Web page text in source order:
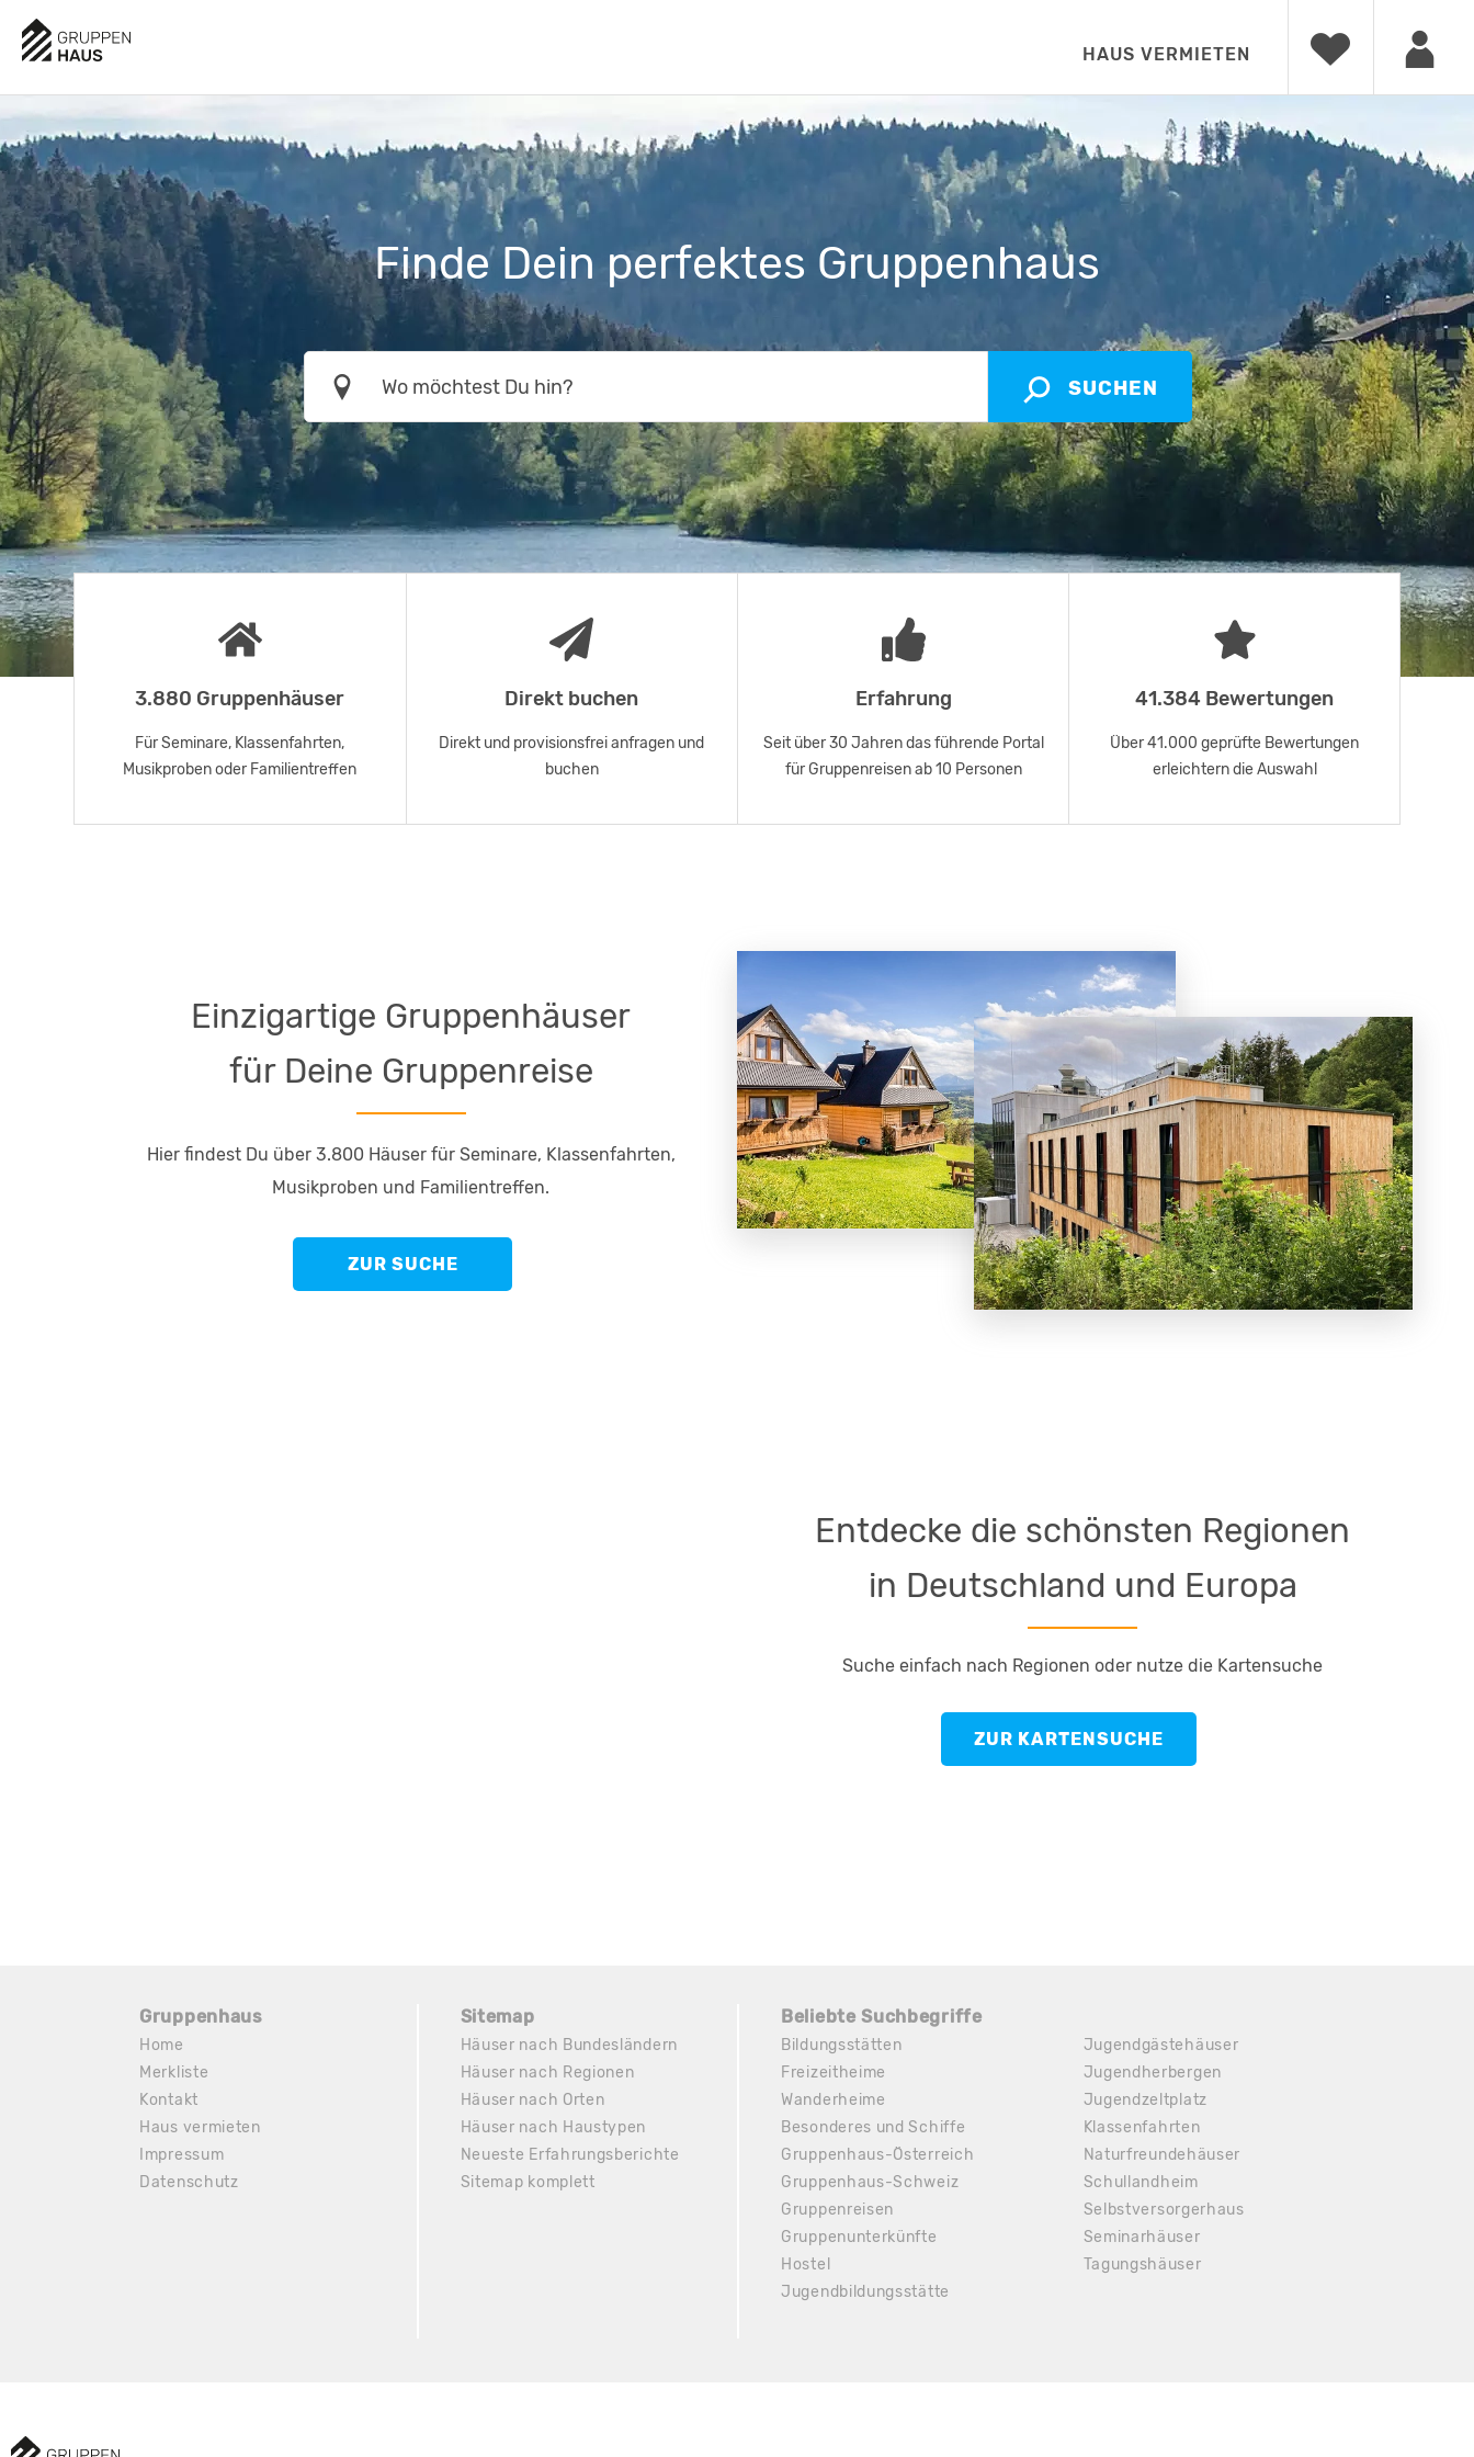
HAUS VERMIETEN
Finde Dein perfektes Gruppenhaus
SUCHEN
3.880 Gruppenhäuser
Für Seminare, Klassenfahrten,
Musikproben oder Familientreffen
Direkt buchen
Direkt und provisionsfrei anfragen und
buchen
Erfahrung
Seit über 30 Jahren das führende Portal
für Gruppenreisen ab 10 Personen
41.384 Bewertungen
Über 41.000 geprüfte Bewertungen
erleichtern die Auswahl
Einzigartige Gruppenhäuser
für Deine Gruppenreise
Hier findest Du über 3.800 Häuser für Seminare, Klassenfahrten,
Musikproben und Familientreffen.
ZUR SUCHE
Entdecke die schönsten Regionen
in Deutschland und Europa
Suche einfach nach Regionen oder nutze die Kartensuche
ZUR KARTENSUCHE
Gruppenhaus
Home
Merkliste
Kontakt
Haus vermieten
Impressum
Datenschutz
Sitemap
Häuser nach Bundesländern
Häuser nach Regionen
Häuser nach Orten
Häuser nach Haustypen
Neueste Erfahrungsberichte
Sitemap komplett
Beliebte Suchbegriffe
Bildungsstätten
Freizeitheime
Wanderheime
Besonderes und Schiffe
Gruppenhaus-Österreich
Gruppenhaus-Schweiz
Gruppenreisen
Gruppenunterkünfte
Hostel
Jugendbildungsstätte
Jugendgästehäuser
Jugendherbergen
Jugendzeltplatz
Klassenfahrten
Naturfreundehäuser
Schullandheim
Selbstversorgerhaus
Seminarhäuser
Tagungshäuser